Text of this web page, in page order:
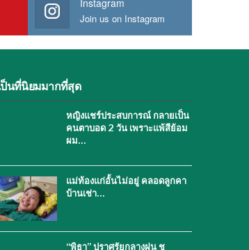
Join us on Instagram
ป็นที่นิยมมากที่สุด
หญิงแชร์ประสบการณ์ กลายเป็น
คนตาบอด 2 วัน เพราะแพ้สีย้อม
ผม…
แม่ท้องแก่อั้นไม่อยู่ คลอดลูกคา
บ้านเช่า…
“พิธา” ปราศรัยกลางฝน ชู